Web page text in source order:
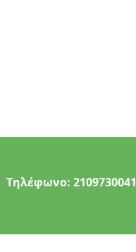
Τηλέφωνο:2109730041